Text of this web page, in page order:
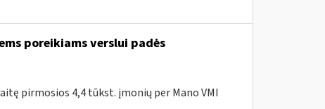
poreikiams verslui padės
pirmosios 4,4 tūkst. įmonių per Mano VMI